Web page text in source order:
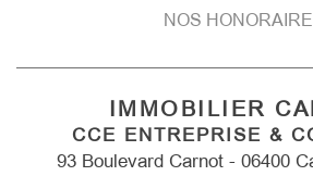
NOS
IMMOBILIER
CCE ENTREPRISE &
93 Boulevard Carnot - 06400